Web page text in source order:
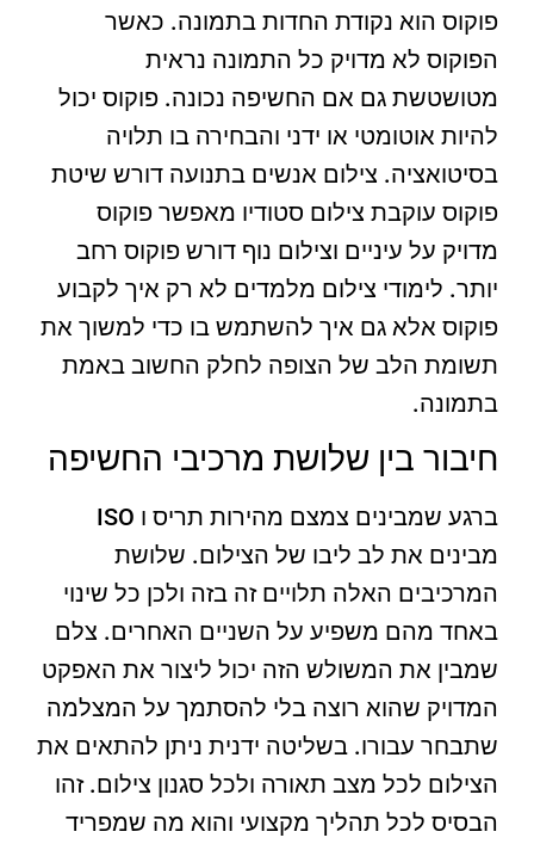
פוקוס הוא נקודת החדות בתמונה. כאשר
הפוקוס לא מדויק כל התמונה נראית
מטושטשת גם אם החשיפה נכונה. פוקוס יכול
להיות אוטומטי או ידני והבחירה בו תלויה
בסיטואציה. צילום אנשים בתנועה דורש שיטת
פוקוס עוקבת צילום סטודיו מאפשר פוקוס
מדויק על עיניים וצילום נוף דורש פוקוס רחב
יותר. לימודי צילום מלמדים לא רק איך לקבוע
פוקוס אלא גם איך להשתמש בו כדי למשוך את
תשומת הלב של הצופה לחלק החשוב באמת
בתמונה.
חיבור בין שלושת מרכיבי החשיפה
ברגע שמבינים צמצם מהירות תריס ו ISO
מבינים את לב ליבו של הצילום. שלושת
המרכיבים האלה תלויים זה בזה ולכן כל שינוי
באחד מהם משפיע על השניים האחרים. צלם
שמבין את המשולש הזה יכול ליצור את האפקט
המדויק שהוא רוצה בלי להסתמך על המצלמה
שתבחר עבורו. בשליטה ידנית ניתן להתאים את
הצילום לכל מצב תאורה ולכל סגנון צילום. זהו
הבסיס לכל תהליך מקצועי והוא מה שמפריד